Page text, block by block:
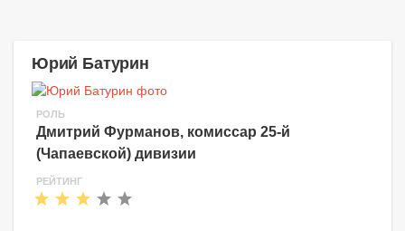
Юрий Батурин
РОЛЬ
Дмитрий Фурманов, комиссар 25-й
(Чапаевской) дивизии
РЕЙТИНГ